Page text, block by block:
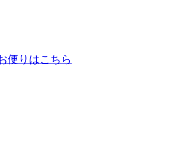
便りはこちら